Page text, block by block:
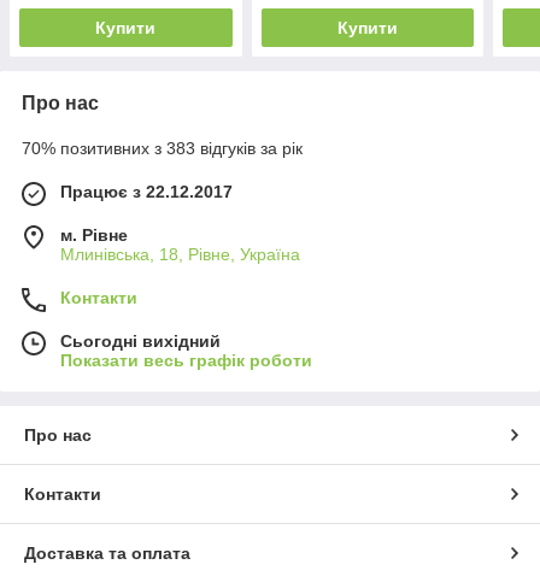
Купити Купити
Про нас
70% позитивних з 383 відгуків за рік
Працює з 22.12.2017
м. Рівне
Млинівська, 18, Рівне, Україна
Контакти
Сьогодні вихідний
Показати весь графік роботи
Про нас
Контакти
Доставка та оплата